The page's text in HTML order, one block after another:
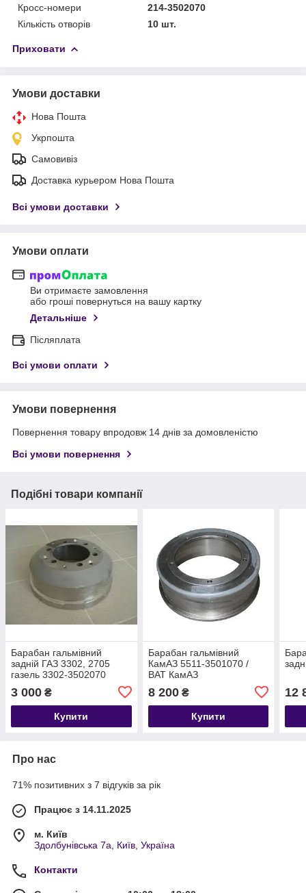
Кросс-номери
214-3502070
Кількість отворів
10 шт.
Приховати
Умови доставки
Нова Пошта
Укрпошта
Самовивіз
Доставка курьером Нова Пошта
Всі умови доставки
Умови оплати
Ви отримаєте замовлення
або гроші повернуться на вашу картку
Детальніше
Післяплата
Всі умови оплати
Умови повернення
Повернення товару впродовж 14 днів за домовленістю
Всі умови повернення
Подібні товари компанії
Барабан гальмівний
задній ГАЗ 3302, 2705
газель 3302-3502070
3 000 ₴
Купити
Барабан гальмівний
КамАЗ 5511-3501070 /
ВАТ КамАЗ
8 200₴
Купити
12
Про нас
71% позитивних з 7 відгуків за рік
Працює з 14.11.2025
м. Київ
Здолбунівська 7а, Київ, Україна
Контакти